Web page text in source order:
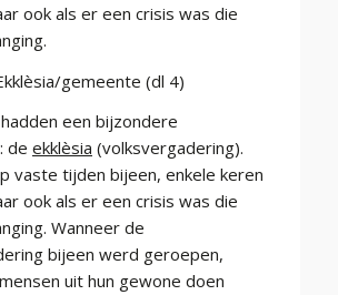
ook als er een crisis was die
gemeente (dl 4)
een bijzondere
de ekklèsia (volksvergadering).
vaste tijden bijeen, enkele keren
ook als er een crisis was die
Wanneer de
bijeen werd geroepen,
uit hun gewone doen